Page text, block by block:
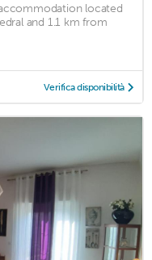
located
and 1.1 km from
Verifica disponibilità